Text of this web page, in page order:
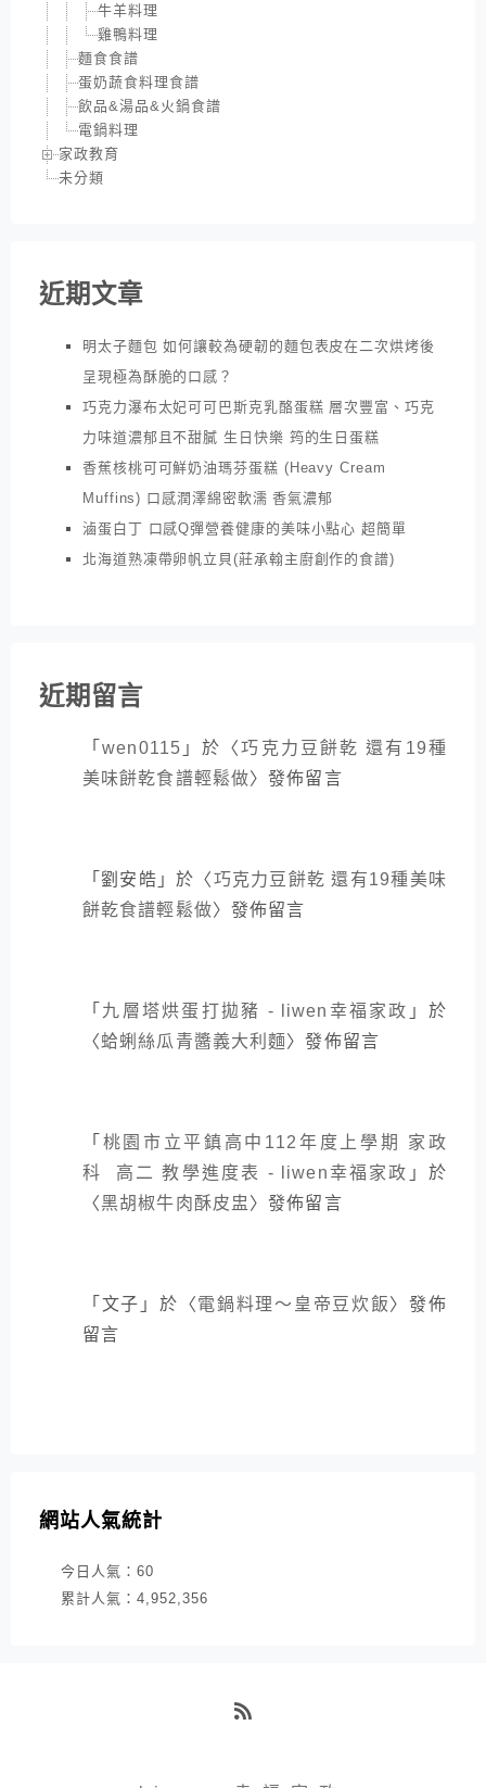
牛羊料理
雞鴨料理
麵食食譜
蛋奶蔬食料理食譜
飲品&湯品&火鍋食譜
電鍋料理
家政教育
未分類
近期文章
明太子麵包 如何讓較為硬韌的麵包表皮在二次烘烤後
呈現極為酥脆的口感？
巧克力瀑布太妃可可巴斯克乳酪蛋糕 層次豐富、巧克
力味道濃郁且不甜膩 生日快樂 筠的生日蛋糕
香蕉核桃可可鮮奶油瑪芬蛋糕 (Heavy Cream
Muffins) 口感潤澤綿密軟濡 香氣濃郁
滷蛋白丁 口感Q彈營養健康的美味小點心 超簡單
北海道熟凍帶卵帆立貝(莊承翰主廚創作的食譜)
近期留言
「wen0115 」於〈巧克力豆餅乾 還有19種
美味餅乾食譜輕鬆做〉發佈留言
「劉安皓 」於〈巧克力豆餅乾 還有19種美味
餅乾食譜輕鬆做〉發佈留言
「 九層塔烘蛋打拋豬 - liwen幸福家政 」於
〈蛤蜊絲瓜青醬義大利麵〉發佈留言
「 桃園市立平鎮高中112年度上學期 家政
科 高二 教學進度表 - liwen幸福家政 」於
〈黑胡椒牛肉酥皮盅 〉發佈留言
「 文子 」於〈電鍋料理～皇帝豆炊飯〉發佈
留言
網站人氣統計
今日人氣： 60
累計人氣： 4,952,356